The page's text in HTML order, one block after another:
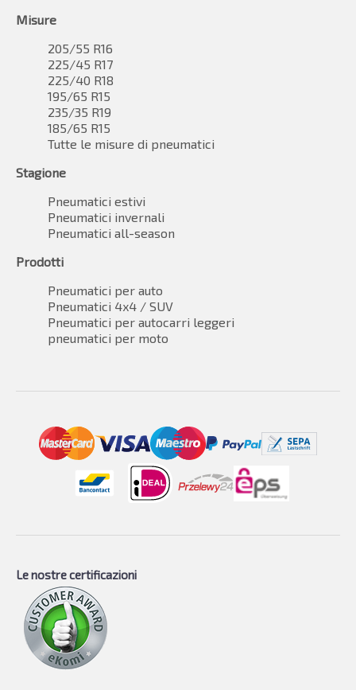
Misure
205/55 R16
225/45 R17
225/40 R18
195/65 R15
235/35 R19
185/65 R15
Tutte le misure di pneumatici
Stagione
Pneumatici estivi
Pneumatici invernali
Pneumatici all-season
Prodotti
Pneumatici per auto
Pneumatici 4x4 / SUV
Pneumatici per autocarri leggeri
pneumatici per moto
Le nostre certificazioni